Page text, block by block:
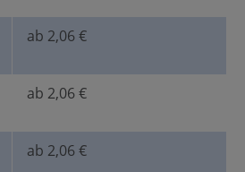
ab 2,06 €
ab 2,06 €
ab 2,06 €